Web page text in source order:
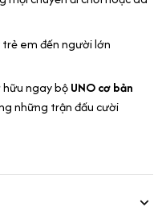
em đến người lớn
hữu ngay bộUNO cơ bản
những trận đấu cười